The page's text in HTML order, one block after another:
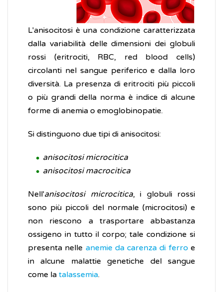
L'anisocitosi è una condizione caratterizzata
dalla variabilità delle dimensioni dei globuli
rossi (eritrociti, RBC, red blood cells)
circolanti nel sangue periferico e dalla loro
diversità. La presenza di eritrociti più piccoli
o più grandi della norma è indice di alcune
forme di anemia o emoglobinopatie.
Si distinguono due tipi di anisocitosi:
anisocitosi microcitica
anisocitosi macrocitica
Nell'anisocitosi microcitica, i globuli rossi
sono più piccoli del normale (microcitosi) e
non riescono a trasportare abbastanza
ossigeno in tutto il corpo; tale condizione si
presenta nelle anemie da carenza di ferro e
in alcune malattie genetiche del sangue
come la talassemia.